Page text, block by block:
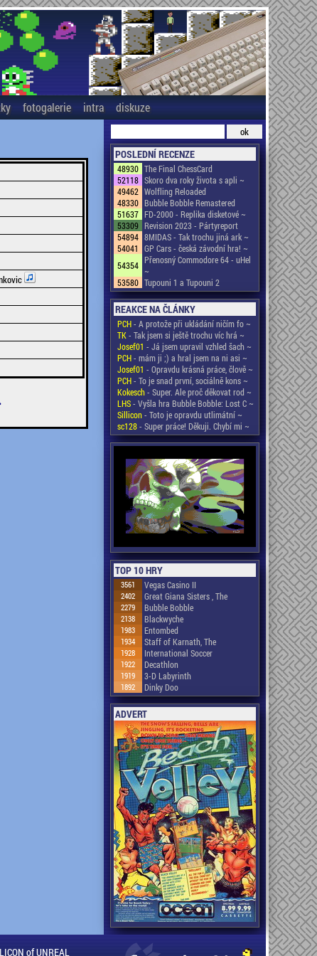
fotogalerie intra diskuze
POSLEDNÍ RECENZE
48930 The Final ChessCard
52118 Skoro dva roky života s apli ~
49462 Wolfling Reloaded
48330 Bubble Bobble Remastered
51637 FD-2000 - Replika disketové ~
53309 Revision 2023 - Pártyreport
54894 8MIDAS - Tak trochu jiná ark ~
54041
GP Cars - česká závodní hra! ~
54354 Přenosný Commodore 64 - uHel
~
53580 Tupouni 1 a Tupouni 2
REAKCE NA ČLÁNKY
PCH- A protože při ukládání ničím fo ~
TK- Tak jsem si ještě trochu víc hrá ~
Josef01 - Já jsem upravil vzhled šach ~
PCH- mám ji ;) a hral jsem na ni asi ~
Josef01 - Opravdu krásná práce, člově ~
PCH- To je snad první, sociálně kons ~
Kokesch- Super. Ale proč děkovat rod ~
LHS- Vyšla hra Bubble Bobble: Lost C ~
Sillicon- Toto je opravdu utlimátní ~
sc128- Super práce! Děkuji. Chybí mi ~
TOP 10 HRY
3561 Vegas Casino II
2402 Great Giana Sisters , The
2279 Bubble Bobble
2138 Blackwyche
1983 Entombed
1934 Staff of Karnath, The
1928 International Soccer
1922 Decathlon
1919 3-D Labyrinth
1892 Dinky Doo
ADVERT
of UNREAL